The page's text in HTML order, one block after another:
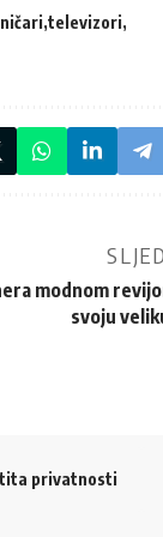
televizori
modnom
svoju
privatnosti